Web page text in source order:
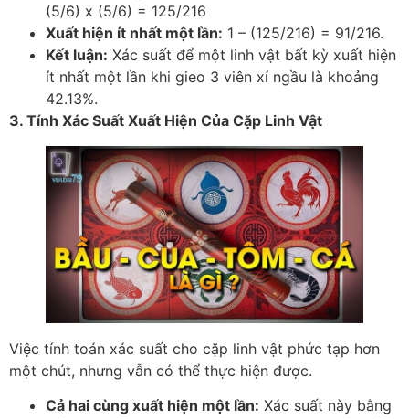
(5/6) x (5/6) = 125/216
Xuất hiện ít nhất một lần: 1 – (125/216) = 91/216.
Kết luận: Xác suất để một linh vật bất kỳ xuất hiện
ít nhất một lần khi gieo 3 viên xí ngầu là khoảng
42.13%.
3. Tính Xác Suất Xuất Hiện Của Cặp Linh Vật
Việc tính toán xác suất cho cặp linh vật phức tạp hơn
một chút, nhưng vẫn có thể thực hiện được.
Cả hai cùng xuất hiện một lần: Xác suất này bằng